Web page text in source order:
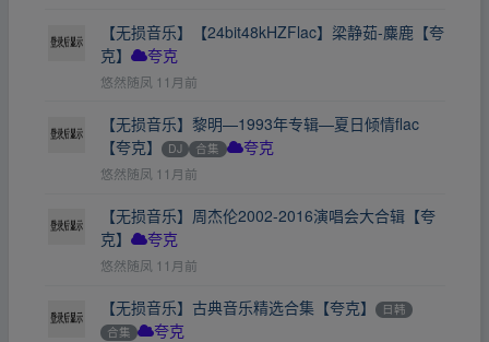
【无损音乐】【24bit48kHZFlac】梁静茹-麋鹿【夸
克】
夸克
悠然随凤 11月前
【无损音乐】黎明—1993年专辑—夏日倾情flac
【夸克】
DJ 合集 夸克
悠然随凤 11月前
【无损音乐】周杰伦2002-2016演唱会大合辑【夸
克】
夸克
悠然随凤 11月前
【无损音乐】古典音乐精选合集【夸克】
日韩
合集
夸克